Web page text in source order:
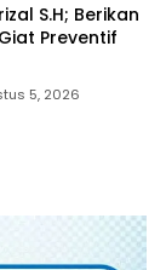
S.H; Berikan
Preventif
5, 2026